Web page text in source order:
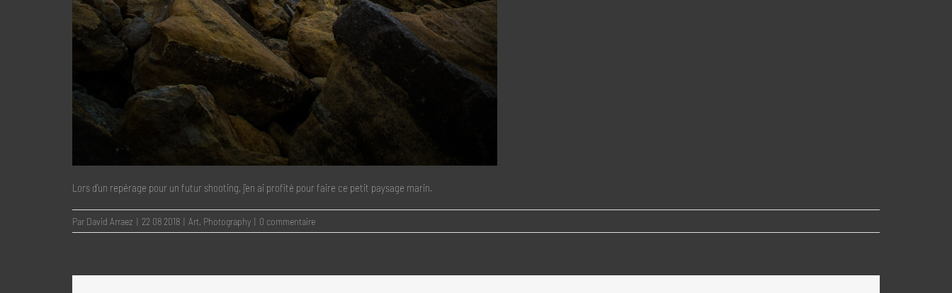
Lors d’un repérage pour un futur shooting, j’en ai profité pour faire ce petit paysage marin.
Par David Arraez | 22 08 2018 | Art, Photography | 0 commentaire